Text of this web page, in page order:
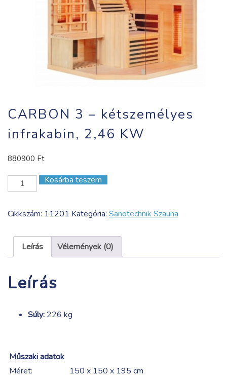
CARBON 3 – kétszemélyes
infrakabin, 2,46 KW
880900 Ft
CARBON
3
kétszemélyes
2,46
KW
Kosárba teszem
Cikkszám: 11201 Kategória: Sanotechnik Szauna
Leírás Vélemények (0)
Leírás
Súly: 226 kg
Műszaki adatok
Méret:
150 x 150 x 195 cm